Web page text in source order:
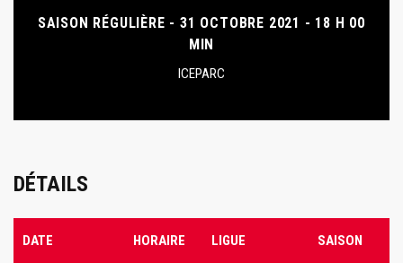
SAISON RÉGULIÈRE - 31 OCTOBRE 2021 - 18 H 00
MIN
ICEPARC
DÉTAILS
DATE HORAIRE LIGUE SAISON